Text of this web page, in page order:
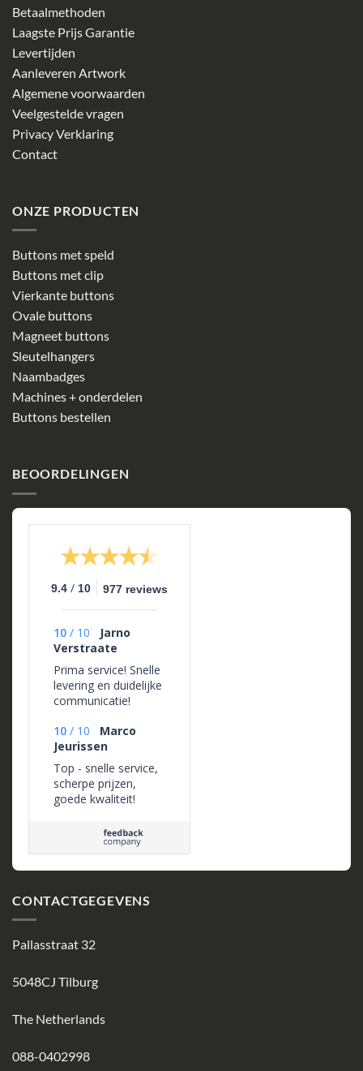
Betaalmethoden
Laagste Prijs Garantie
Levertijden
Aanleveren Artwork
Algemene voorwaarden
Veelgestelde vragen
Privacy Verklaring
Contact
ONZE PRODUCTEN
Buttons met speld
Buttons met clip
Vierkante buttons
Ovale buttons
Magneet buttons
Sleutelhangers
Naambadges
Machines + onderdelen
Buttons bestellen
BEOORDELINGEN
9.4 / 10 977 reviews
10 / 10
Jarno
Verstraate
Prima service! Snelle
levering en duidelijke
communicatie!
10 / 10
Marco
Jeurissen
Top - snelle service,
scherpe prijzen,
goede kwaliteit!
CONTACTGEGEVENS
Pallasstraat 32
5048CJ Tilburg
The Netherlands
088-0402998